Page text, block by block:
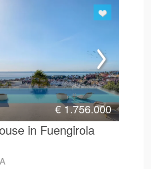
€1.756.000
in Fuengirola